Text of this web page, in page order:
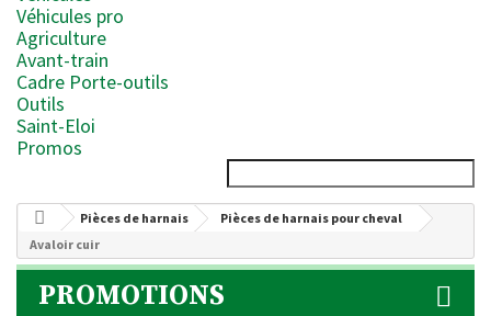
Véhicules pro
Agriculture
Avant-train
Cadre Porte-outils
Outils
Saint-Eloi
Promos
Pièces de harnais
Pièces de harnais pour cheval
Avaloir cuir
PROMOTIONS